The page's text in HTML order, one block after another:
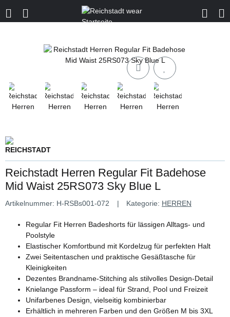
Reichstadt Herren Regular Fit Badehose
Mid Waist 25RS073 Sky Blue L
Artikelnummer: H-RSBs001-072 Kategorie: HERREN
Regular Fit Herren Badeshorts für lässigen Alltags- und
Poolstyle
Elastischer Komfortbund mit Kordelzug für perfekten Halt
Zwei Seitentaschen und praktische Gesäßtasche für
Kleinigkeiten
Dezentes Brandname-Stitching als stilvolles Design-Detail
Knielange Passform – ideal für Strand, Pool und Freizeit
Unifarbenes Design, vielseitig kombinierbar
Erhältlich in mehreren Farben und den Größen M bis 3XL